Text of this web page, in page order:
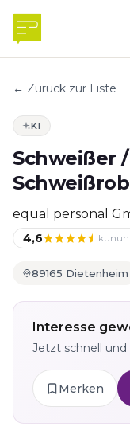
← Zurück zur Liste
KI
Schweißer
equal personal
4,6
89165 Dietenheim
Interesse
Jetzt schnell
Merken